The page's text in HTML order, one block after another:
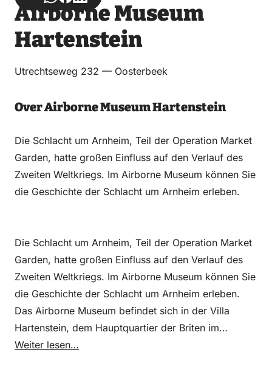
über
Email
über
WhatsApp
auf
Facebook
auf
LinkedIn
Airborne Museum
Hartenstein
Utrechtseweg 232 — Oosterbeek
Over Airborne Museum Hartenstein
Die Schlacht um Arnheim, Teil der Operation Market
Garden, hatte großen Einfluss auf den Verlauf des
Zweiten Weltkriegs. Im Airborne Museum können Sie
die Geschichte der Schlacht um Arnheim erleben.
Die Schlacht um Arnheim, Teil der Operation Market
Garden, hatte großen Einfluss auf den Verlauf des
Zweiten Weltkriegs. Im Airborne Museum können Sie
die Geschichte der Schlacht um Arnheim erleben.
Das Airborne Museum befindet sich in der Villa
Hartenstein, dem Hauptquartier der Briten im
September 1944. Im Museum erleben Sie Schritt für
Weiter lesen…